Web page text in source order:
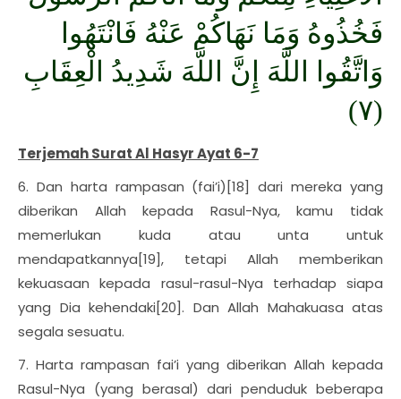
فَخُذُوهُ وَمَا نَهَاكُمْ عَنْهُ فَانْتَهُوا
وَاتَّقُوا اللَّهَ إِنَّ اللَّهَ شَدِيدُ الْعِقَابِ
(٧)
Terjemah Surat Al Hasyr Ayat 6-7
6. Dan harta rampasan (fai’i)[18] dari mereka yang
diberikan Allah kepada Rasul-Nya, kamu tidak
memerlukan kuda atau unta untuk
mendapatkannya[19], tetapi Allah memberikan
kekuasaan kepada rasul-rasul-Nya terhadap siapa
yang Dia kehendaki[20]. Dan Allah Mahakuasa atas
segala sesuatu.
7. Harta rampasan fai’i yang diberikan Allah kepada
Rasul-Nya (yang berasal) dari penduduk beberapa